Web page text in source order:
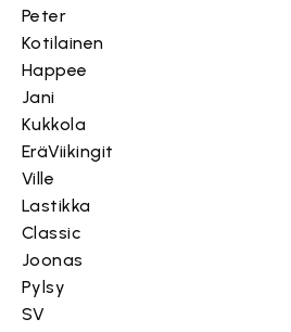
Peter
Kotilainen
Happee
Jani
Kukkola
EräViikingit
Ville
Lastikka
Classic
Joonas
Pylsy
SV